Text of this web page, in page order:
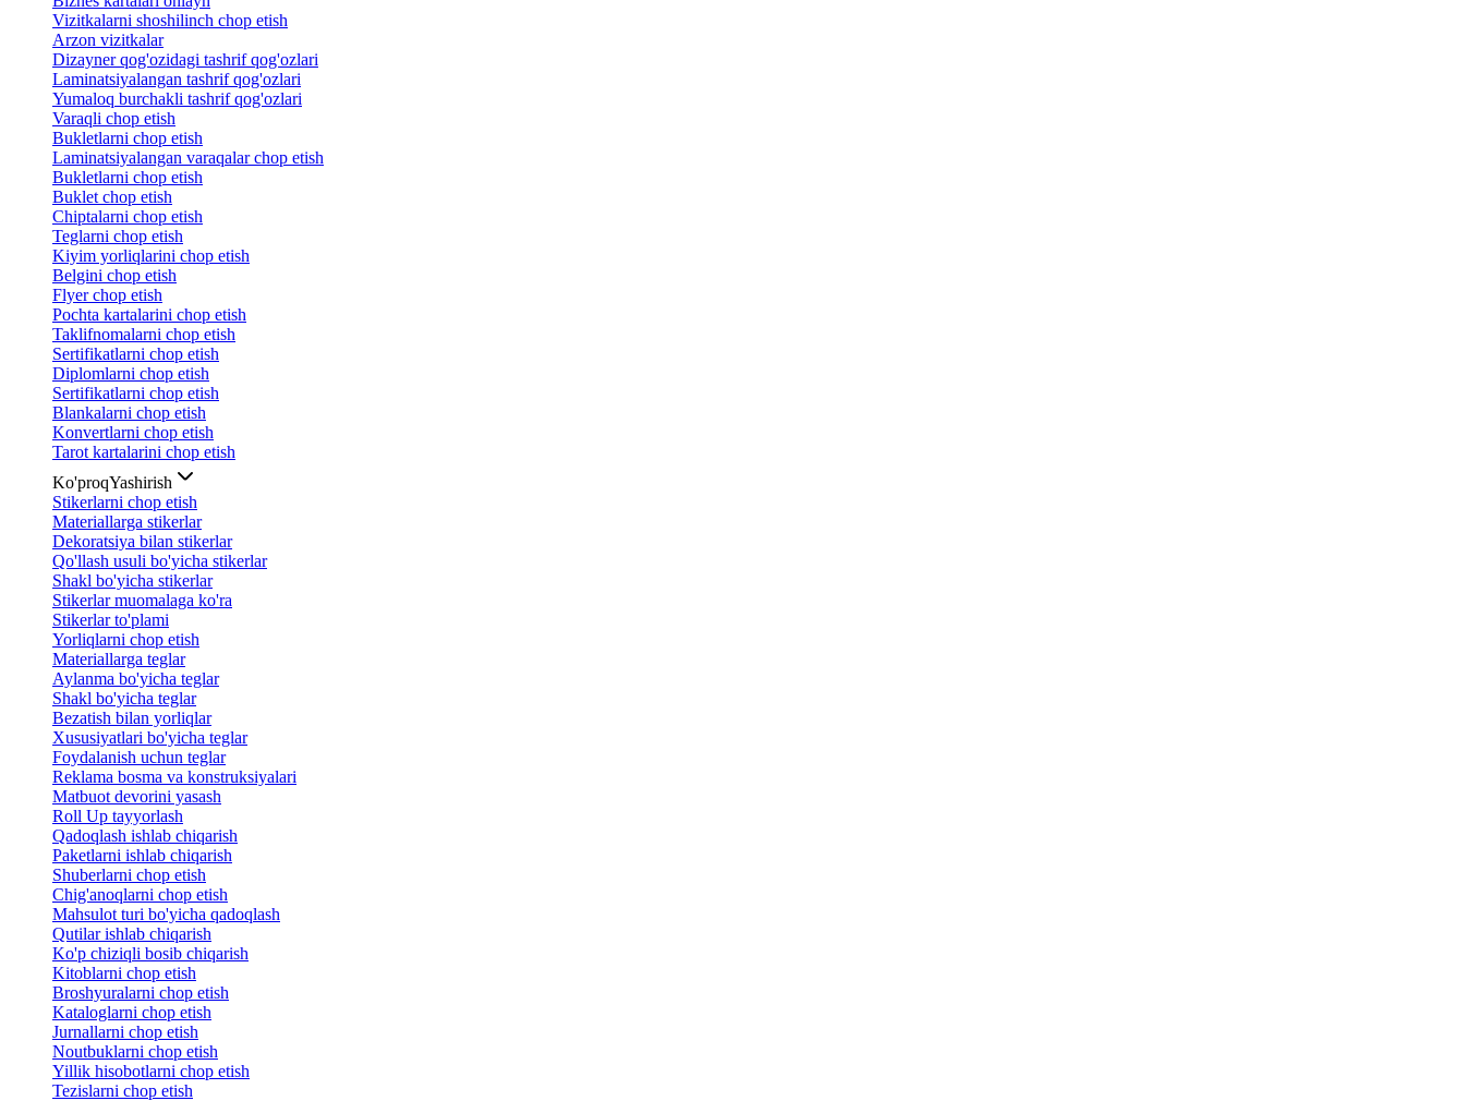
Vizitkalarni shoshilinch chop etish
Arzon vizitkalar
Dizayner qog'ozidagi tashrif qog'ozlari
Laminatsiyalangan tashrif qog'ozlari
Yumaloq burchakli tashrif qog'ozlari
Varaqli chop etish
Bukletlarni chop etish
Laminatsiyalangan varaqalar chop etish
Bukletlarni chop etish
Buklet chop etish
Chiptalarni chop etish
Teglarni chop etish
Kiyim yorliqlarini chop etish
Belgini chop etish
Flyer chop etish
Pochta kartalarini chop etish
Taklifnomalarni chop etish
Sertifikatlarni chop etish
Diplomlarni chop etish
Sertifikatlarni chop etish
Blankalarni chop etish
Konvertlarni chop etish
Tarot kartalarini chop etish
Ko'proqYashirish
Stikerlarni chop etish
Materiallarga stikerlar
Dekoratsiya bilan stikerlar
Qo'llash usuli bo'yicha stikerlar
Shakl bo'yicha stikerlar
Stikerlar muomalaga ko'ra
Stikerlar to'plami
Yorliqlarni chop etish
Materiallarga teglar
Aylanma bo'yicha teglar
Shakl bo'yicha teglar
Bezatish bilan yorliqlar
Xususiyatlari bo'yicha teglar
Foydalanish uchun teglar
Reklama bosma va konstruksiyalari
Matbuot devorini yasash
Roll Up tayyorlash
Qadoqlash ishlab chiqarish
Paketlarni ishlab chiqarish
Shuberlarni chop etish
Chig'anoqlarni chop etish
Mahsulot turi bo'yicha qadoqlash
Qutilar ishlab chiqarish
Ko'p chiziqli bosib chiqarish
Kitoblarni chop etish
Broshyuralarni chop etish
Kataloglarni chop etish
Jurnallarni chop etish
Noutbuklarni chop etish
Yillik hisobotlarni chop etish
Tezislarni chop etish